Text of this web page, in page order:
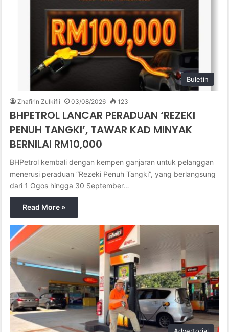
Buletin
Zhafirin Zulkifli 03/08/2026 123
BHPETROL LANCAR PERADUAN ‘REZEKI
PENUH TANGKI’, TAWAR KAD MINYAK
BERNILAI RM10,000
BHPetrol kembali dengan kempen ganjaran untuk pelanggan
menerusi peraduan “Rezeki Penuh Tangki”, yang berlangsung
dari 1 Ogos hingga 30 September…
Read More »